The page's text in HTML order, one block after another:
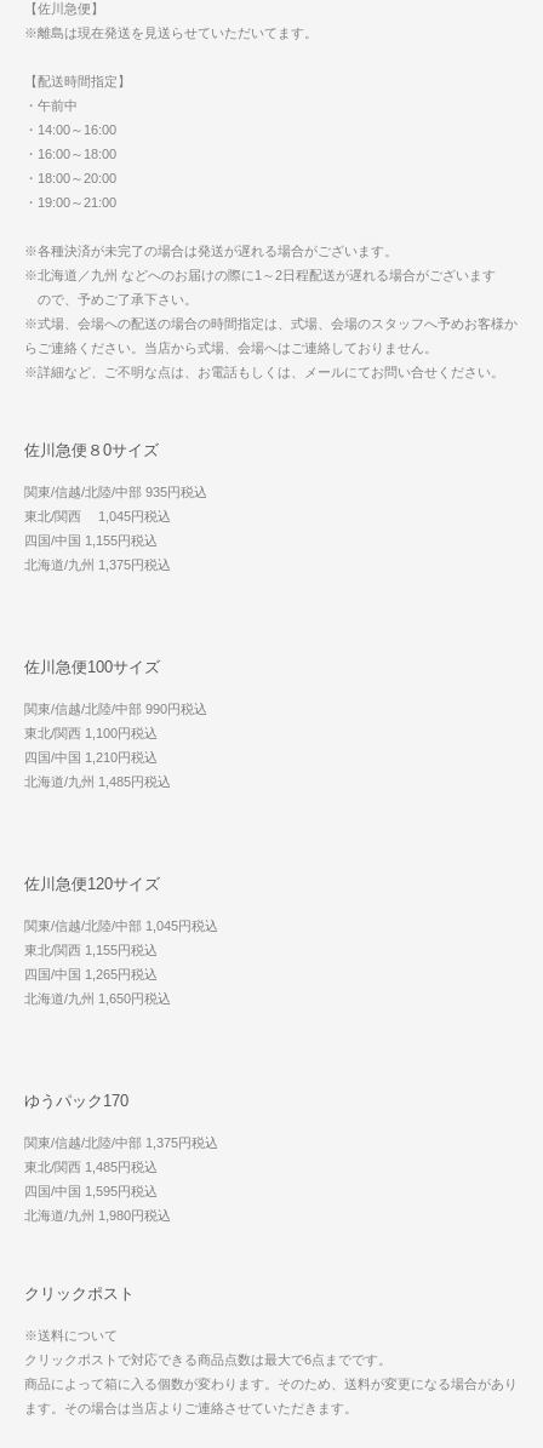
【佐川急便】
※離島は現在発送を見送らせていただいてます。
【配送時間指定】
・午前中
・14:00～16:00
・16:00～18:00
・18:00～20:00
・19:00～21:00
※各種決済が未完了の場合は発送が遅れる場合がございます。
※北海道／九州 などへのお届けの際に1～2日程配送が遅れる場合がございます
ので、予めご了承下さい。
※式場、会場への配送の場合の時間指定は、式場、会場のスタッフへ予めお客様か
らご連絡ください。当店から式場、会場へはご連絡しておりません。
※詳細など、ご不明な点は、お電話もしくは、メールにてお問い合せください。
佐川急便８0サイズ
関東/信越/北陸/中部 935円税込
東北/関西 1,045円税込
四国/中国 1,155円税込
北海道/九州 1,375円税込
佐川急便100サイズ
関東/信越/北陸/中部 990円税込
東北/関西 1,100円税込
四国/中国 1,210円税込
北海道/九州 1,485円税込
佐川急便120サイズ
関東/信越/北陸/中部 1,045円税込
東北/関西 1,155円税込
四国/中国 1,265円税込
北海道/九州 1,650円税込
ゆうパック170
関東/信越/北陸/中部 1,375円税込
東北/関西 1,485円税込
四国/中国 1,595円税込
北海道/九州 1,980円税込
クリックポスト
※送料について
クリックポストで対応できる商品点数は最大で6点までです。
商品によって箱に入る個数が変わります。そのため、送料が変更になる場合があり
ます。その場合は当店よりご連絡させていただきます。